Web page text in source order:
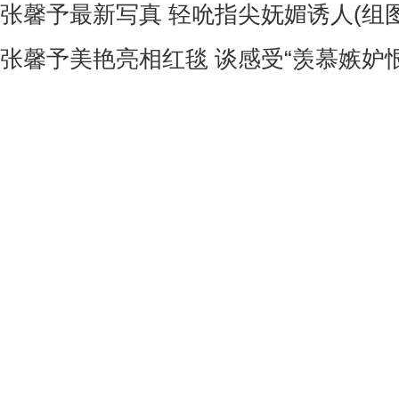
张馨予最新写真 轻吮指尖妩媚诱人(组
张馨予美艳亮相红毯 谈感受“羡慕嫉妒